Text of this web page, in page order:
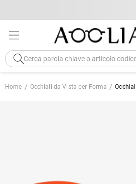
Home Occhiali da Vista per Forma